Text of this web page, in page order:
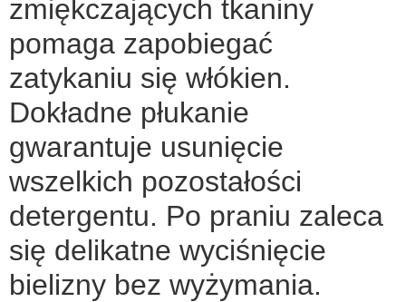
zmiękczających tkaniny
pomaga zapobiegać
zatykaniu się włókien.
Dokładne płukanie
gwarantuje usunięcie
wszelkich pozostałości
detergentu. Po praniu zaleca
się delikatne wyciśnięcie
bielizny bez wyżymania.